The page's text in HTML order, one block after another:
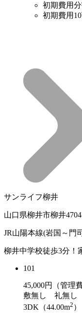
初期費用
初期費用
サンライフ柳井
山口県柳井市柳井
JR山陽本線(岩国～門
柳井中学校徒歩3分！
101
45,000円（管理
敷無し 礼無し
3DK（44.00m2 ）